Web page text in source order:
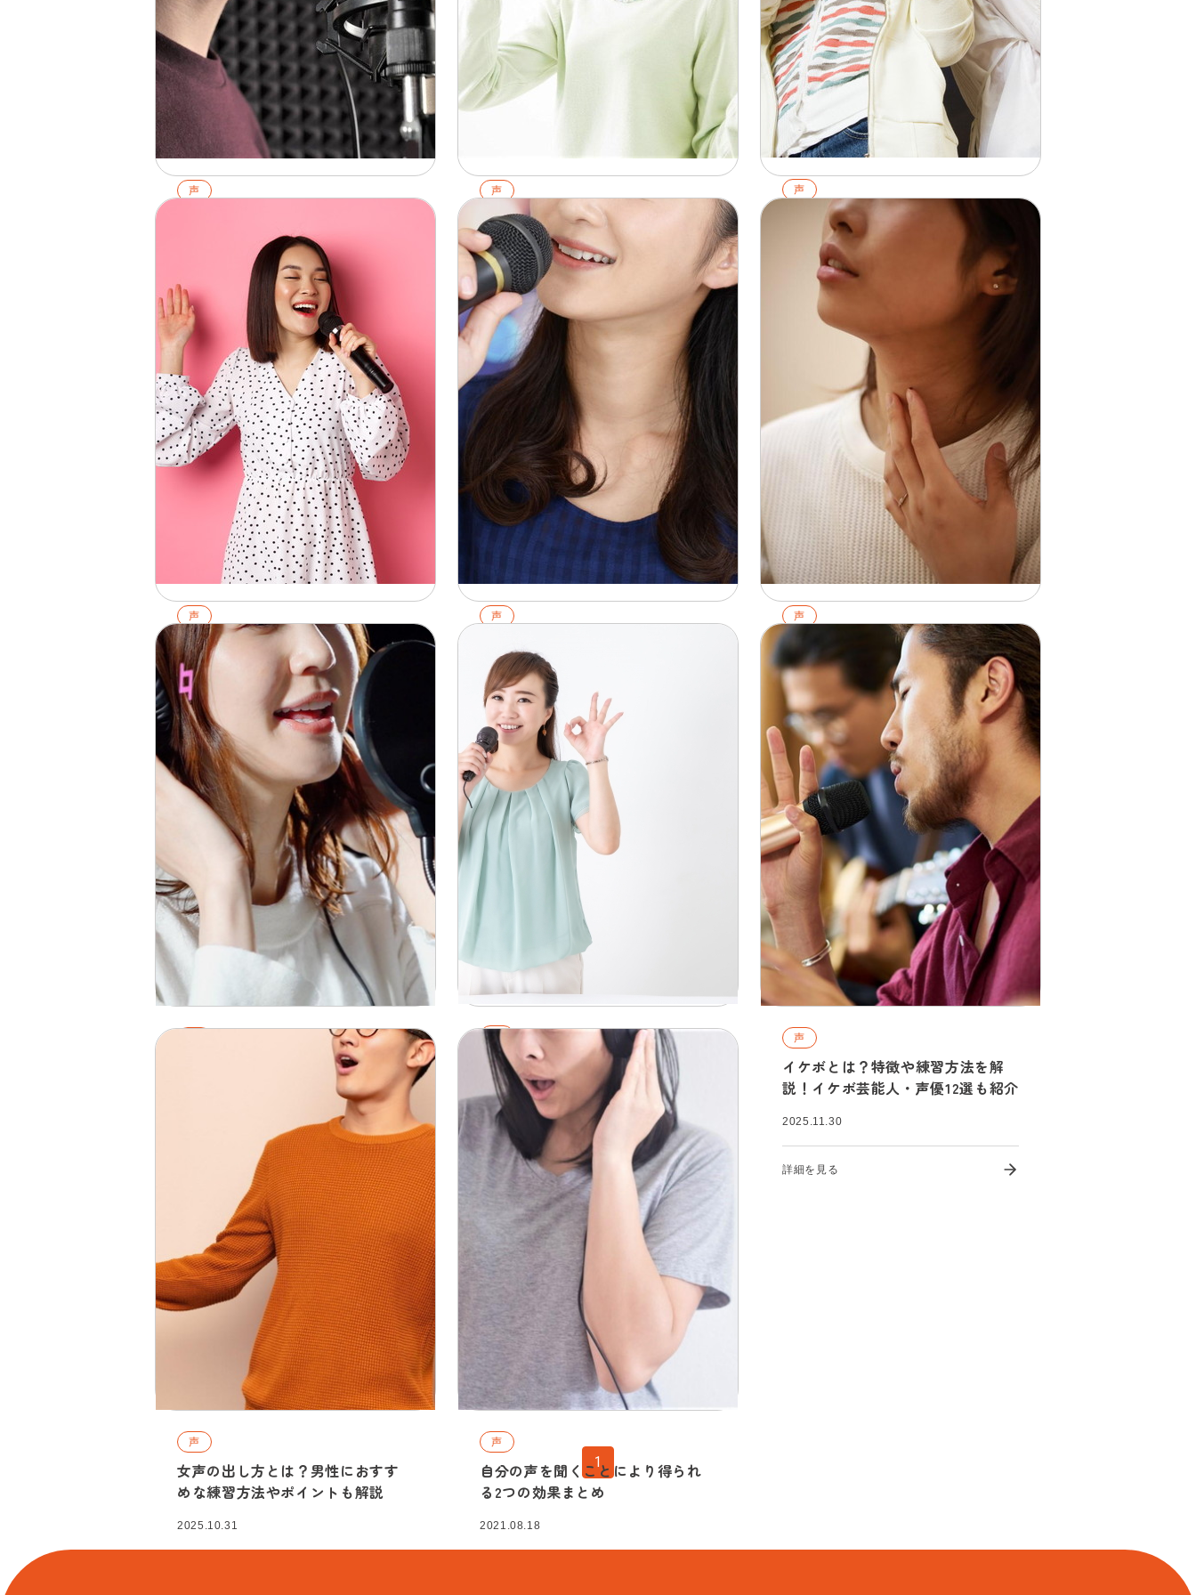
声
クとトレーニング方法を解説
詳細を見る
声
【プロ解説】歌が上手い人の特徴
とは？上達のポイントと自分でで
きるボイトレ方法を紹介
2026.02.01
詳細を見る
声
倍音とは？活用方法や「よい声」
を作る方法をプロがわかりやすく
2026.02.01
声
ファルセットとは？出し方の3つの
コツとおすすめの練習方法を解説
2026.02.01
詳細を見る
声
しゃくりとは？具体的な出し方や
カラオケでのポイントを解説！お
すすめ練習曲も紹介
2026.02.01
詳細を見る
声
高音で声が裏返るのはなぜ？4つの
原因と3つの対処法を解説
2026.02.01
詳細を見る
声を良くする方法は？声質を改善
する4つのトレーニングを徹底解説
声
声を変える方法は？効果的な練習
方法と参考にしたい歌手を紹介
2026.02.01
詳細を見る
声
イケボとは？特徴や練習方法を解
説！イケボ芸能人・声優12選も紹介
2025.11.30
詳細を見る
声
女声の出し方とは？男性におすす
めな練習方法やポイントも解説
2025.10.31
声
自分の声を聞くことにより得られ
る2つの効果まとめ
2021.08.18
1